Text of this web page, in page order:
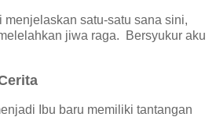
menjelaskan satu-satu sana sini,
jiwa raga. Bersyukur aku
Ibu baru memiliki tantangan